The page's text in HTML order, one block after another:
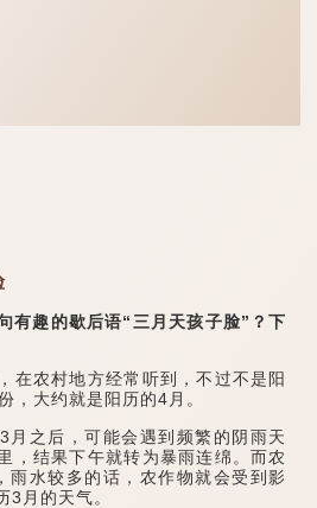
趣的歇后语“三月天孩子脸”？下
农村地方经常听到，不过不是阳
，大约就是阳历的4月。
之后，可能会遇到频繁的阴雨天
，结果下午就转为暴雨连绵。而农
雨水较多的话，农作物就会受到影
3月的天气。